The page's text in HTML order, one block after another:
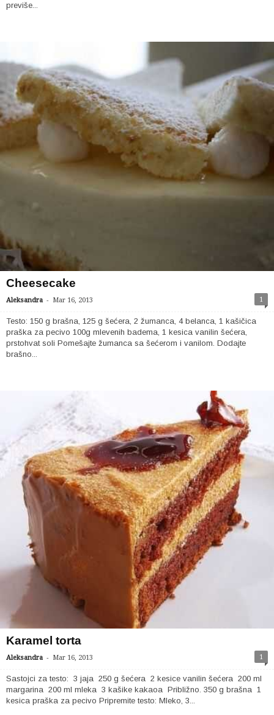
previše...
Cheesecake
Aleksandra - Mar 16, 2013 1
Testo: 150 g brašna, 125 g šećera, 2 žumanca, 4 belanca, 1 kašičica
praška za pecivo 100g mlevenih badema, 1 kesica vanilin šećera,
prstohvat soli Pomešajte žumanca sa šećerom i vanilom. Dodajte
brašno...
Karamel torta
Aleksandra - Mar 16, 2013 1
Sastojci za testo: 3 jaja 250 g šećera 2 kesice vanilin šećera 200 ml
margarina 200 ml mleka ​​3 kašike kakaoa Približno. 350 g brašna 1
kesica praška za pecivo Pripremite testo: Mleko, 3...